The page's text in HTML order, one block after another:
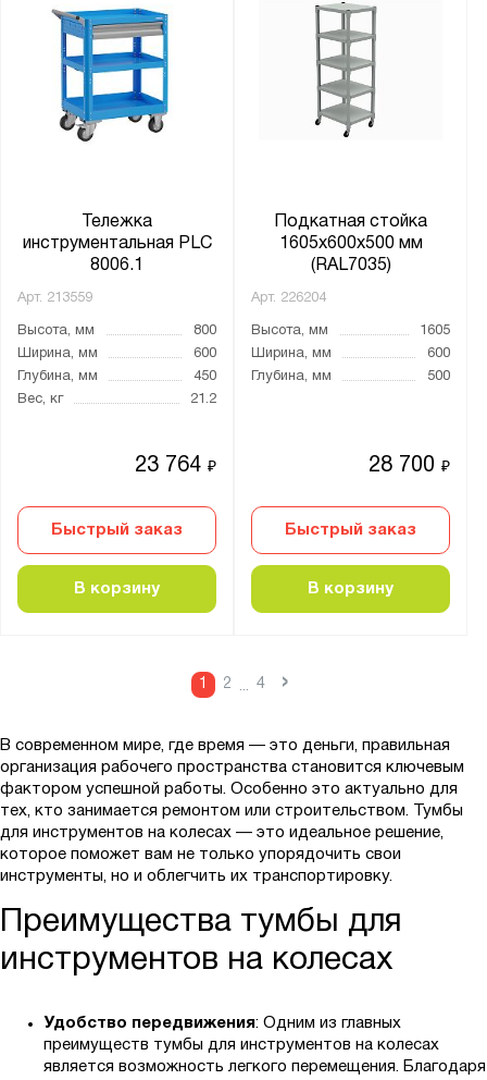
Тележка
инструментальная PLC
8006.1
Арт. 213559
Высота, мм
800
Ширина, мм
600
Глубина, мм
450
Вес, кг
21.2
23 764₽
Быстрый заказ
В корзину
Подкатная стойка
1605x600x500 мм
(RAL7035)
Арт. 226204
Высота, мм
1605
Ширина, мм
600
Глубина, мм
500
28 700₽
Быстрый заказ
В корзину
1 2 ... 4 ›
В современном мире, где время — это деньги, правильная
организация рабочего пространства становится ключевым
фактором успешной работы. Особенно это актуально для
тех, кто занимается ремонтом или строительством. Тумбы
для инструментов на колесах — это идеальное решение,
которое поможет вам не только упорядочить свои
инструменты, но и облегчить их транспортировку.
Преимущества тумбы для
инструментов на колесах
Удобство передвижения: Одним из главных
преимуществ тумбы для инструментов на колесах
является возможность легкого перемещения. Благодаря